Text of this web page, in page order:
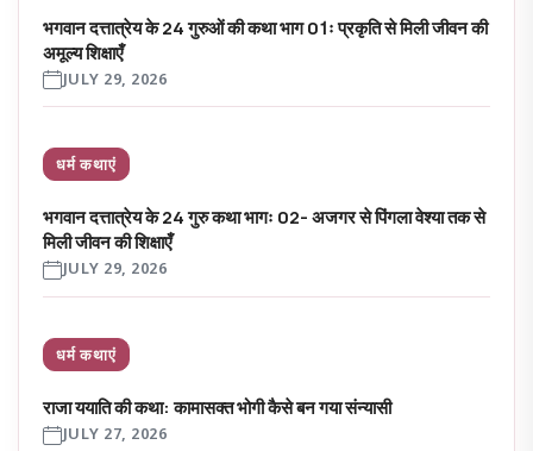
भगवान दत्तात्रेय के 24 गुरुओं की कथा भाग 01ः प्रकृति से मिली जीवन की
अमूल्य शिक्षाएँ
JULY 29, 2026
धर्म कथाएं
भगवान दत्तात्रेय के 24 गुरु कथा भागः 02- अजगर से पिंगला वेश्या तक से
मिली जीवन की शिक्षाएँ
JULY 29, 2026
धर्म कथाएं
राजा ययाति की कथा: कामासक्त भोगी कैसे बन गया संन्यासी
JULY 27, 2026